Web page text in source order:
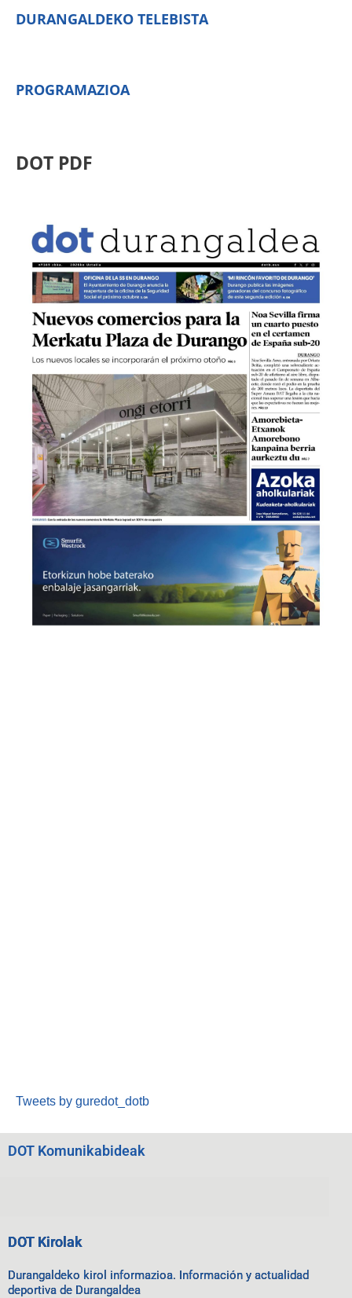
DURANGALDEKO TELEBISTA
PROGRAMAZIOA
DOT PDF
Tweets by guredot_dotb
DOT Komunikabideak
DOT Kirolak
Durangaldeko kirol informazioa. Información y actualidad
deportiva de Durangaldea